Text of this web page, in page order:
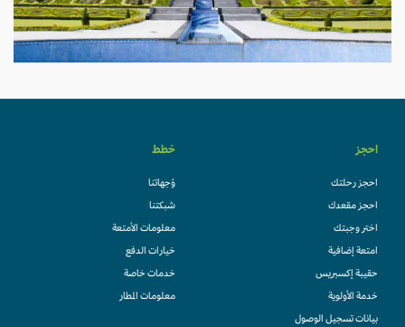
احجز
احجز رحلتك
احجز مقعدك
اختر وجبتك
امتعة إضافية
حقيبة إكسبريس
خدمة الأولوية
بيانات تسجيل الوصول
خطط
وُجهاتنا
شبكتنا
معلومات الأمتعة
خيارات الدفع
خدمات خاصة
معلومات المطار